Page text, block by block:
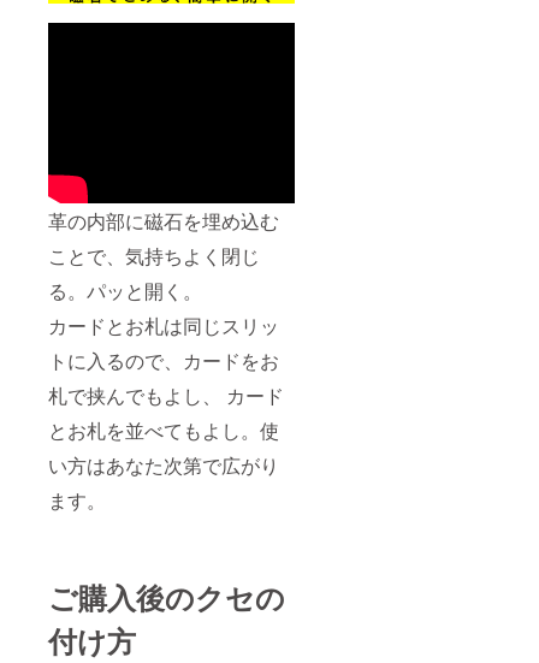
革の内部に磁石を埋め込む
ことで、気持ちよく閉じ
る。パッと開く。
カードとお札は同じスリッ
トに入るので、カードをお
札で挟んでもよし、 カード
とお札を並べてもよし。使
い方はあなた次第で広がり
ます。
ご購入後のクセの
付け方